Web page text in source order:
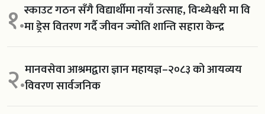
१.स्काउट गठन सँगै विद्यार्थीमा नयाँ उत्साह, विन्ध्येश्वरी मा वि
मा ड्रेस वितरण गर्दै जीवन ज्योति शान्ति सहारा केन्द्र
२.मानवसेवा आश्रमद्वारा ज्ञान महायज्ञ–२०८३ को आयव्यय
विवरण सार्वजनिक